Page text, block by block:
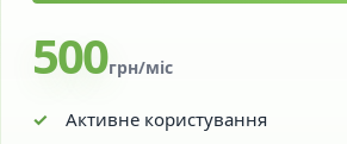
500грн/міс
Активне користування